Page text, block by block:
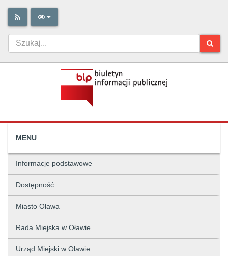
MENU
Informacje podstawowe
Dostępność
Miasto Oława
Rada Miejska w Oławie
Urząd Miejski w Oławie